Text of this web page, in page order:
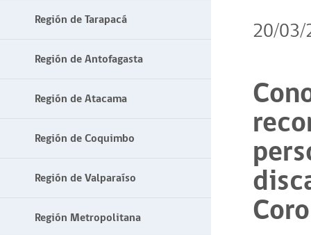
Región de Tarapacá
Región de Antofagasta
Región de Atacama
Región de Coquimbo
Región de Valparaíso
Región Metropolitana
20/